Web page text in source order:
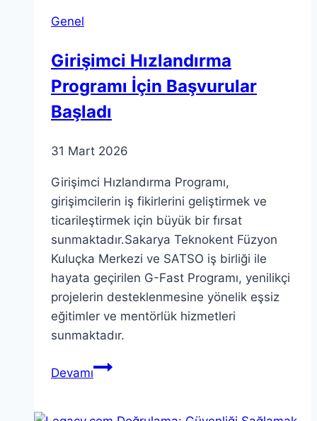
Genel
Girişimci Hızlandırma
Programı İçin Başvurular
Başladı
31 Mart 2026
Girişimci Hızlandırma Programı,
girişimcilerin iş fikirlerini geliştirmek ve
ticarileştirmek için büyük bir fırsat
sunmaktadır.Sakarya Teknokent Füzyon
Kuluçka Merkezi ve SATSO iş birliği ile
hayata geçirilen G-Fast Programı, yenilikçi
projelerin desteklenmesine yönelik eşsiz
eğitimler ve mentörlük hizmetleri
sunmaktadır.
DevamıGirişimci